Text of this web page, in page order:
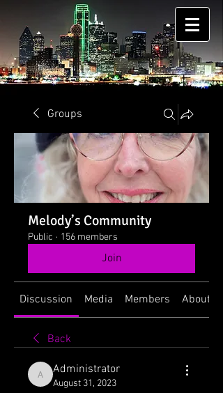
Groups
Melody’s Community
Public · 156 members
Join
Discussion Media Members About
Back
Administrator
Administrator
August 31, 2023